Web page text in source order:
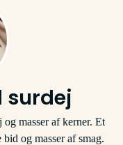
surdej
masser af kerner. Et
og masser af smag.